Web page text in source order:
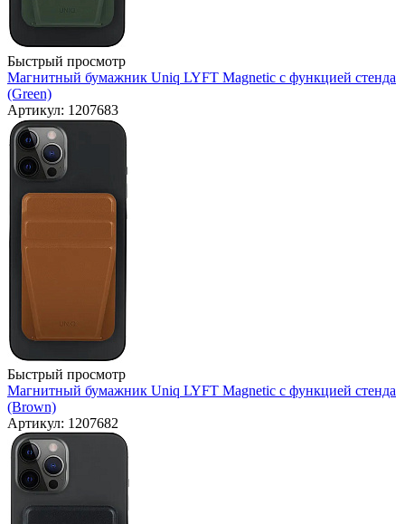
Быстрый просмотр
Магнитный бумажник Uniq LYFT Magnetic с функцией стенда
(Green)
Артикул: 1207683
Быстрый просмотр
Магнитный бумажник Uniq LYFT Magnetic с функцией стенда
(Brown)
Артикул: 1207682